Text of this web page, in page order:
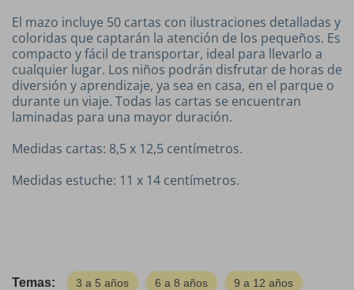
El mazo incluye 50 cartas con ilustraciones detalladas y
coloridas que captarán la atención de los pequeños. Es
compacto y fácil de transportar, ideal para llevarlo a
cualquier lugar. Los niños podrán disfrutar de horas de
diversión y aprendizaje, ya sea en casa, en el parque o
durante un viaje. Todas las cartas se encuentran
laminadas para una mayor duración.
Medidas cartas: 8,5 x 12,5 centímetros.
Medidas estuche: 11 x 14 centímetros.
Temas: 3 a 5 años 6 a 8 años 9 a 12 años